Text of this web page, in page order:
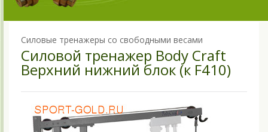
Силовые тренажеры со свободными весами
Силовой тренажер Body Craft
Верхний нижний блок (к F410)